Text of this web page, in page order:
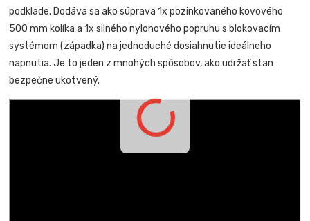
podklade. Dodáva sa ako súprava 1x pozinkovaného kovového
500 mm kolíka a 1x silného nylonového popruhu s blokovacím
systémom (západka) na jednoduché dosiahnutie ideálneho
napnutia. Je to jeden z mnohých spôsobov, ako udržať stan
bezpečne ukotvený.